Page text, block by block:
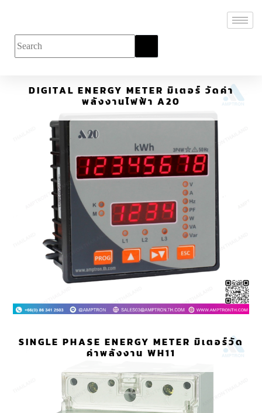
DIGITAL ENERGY METER มิเตอร์ วัดค่า
พลังงานไฟฟ้า A20
SINGLE PHASE ENERGY METER มิเตอร์วัด
ค่าพลังงาน WH11